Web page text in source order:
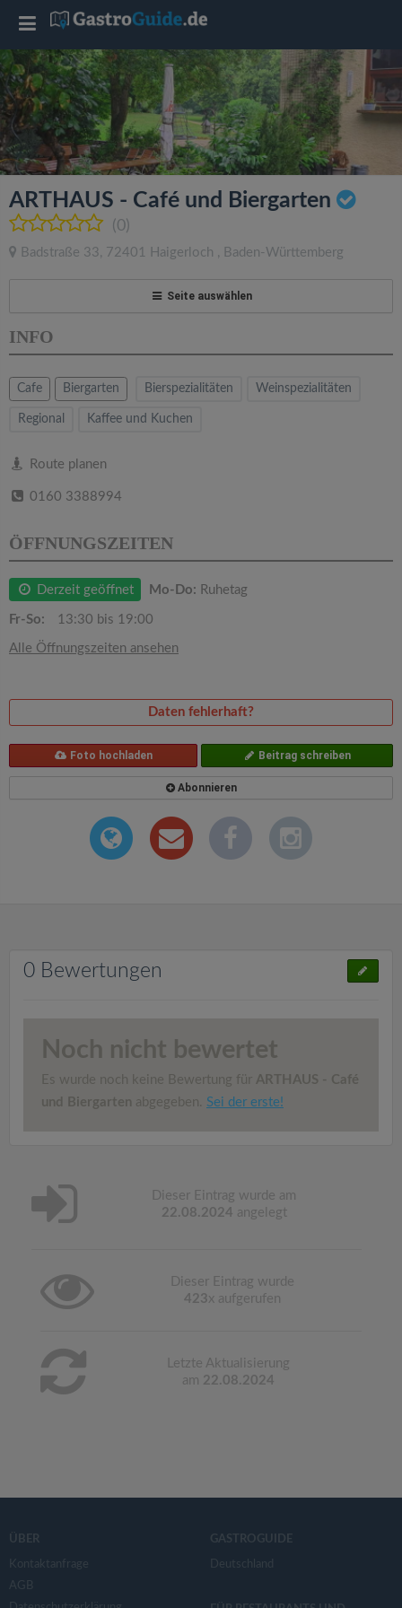
ARTHAUS - Café und Biergarten
(0)
Badstraße 33, 72401 Haigerloch , Baden-Württemberg
Seite auswählen
INFO
Cafe Biergarten Bierspezialitäten Weinspezialitäten
Regional Kaffee und Kuchen
Route planen
0160 3388994
ÖFFNUNGSZEITEN
Derzeit geöffnet Mo-Do: Ruhetag
Fr-So: 13:30 bis 19:00
Alle Öffnungszeiten ansehen
Daten fehlerhaft?
Foto hochladen Beitrag schreiben
Abonnieren
0 Bewertungen
Noch nicht bewertet
Es wurde noch keine Bewertung für ARTHAUS - Café
und Biergarten abgegeben. Sei der erste!
Dieser Eintrag wurde am
22.08.2024 angelegt
Dieser Eintrag wurde
423x aufgerufen
Letzte Aktualisierung
am 22.08.2024
ÜBER
Kontaktanfrage
AGB
GASTROGUIDE
Deutschland
T
o
g
g
l
e
a
v
g
a
t
i